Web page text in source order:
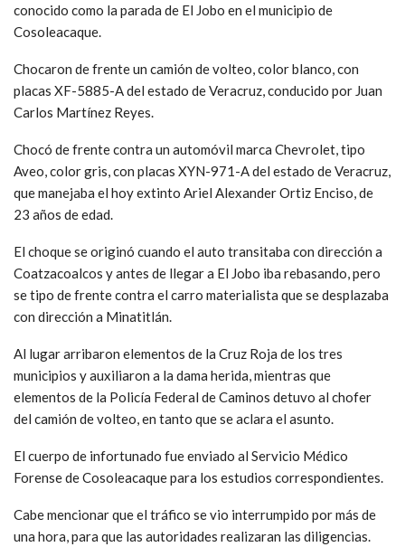
conocido como la parada de El Jobo en el municipio de
Cosoleacaque.
Chocaron de frente un camión de volteo, color blanco, con
placas XF-5885-A del estado de Veracruz, conducido por Juan
Carlos Martínez Reyes.
Chocó de frente contra un automóvil marca Chevrolet, tipo
Aveo, color gris, con placas XYN-971-A del estado de Veracruz,
que manejaba el hoy extinto Ariel Alexander Ortiz Enciso, de
23 años de edad.
El choque se originó cuando el auto transitaba con dirección a
Coatzacoalcos y antes de llegar a El Jobo iba rebasando, pero
se tipo de frente contra el carro materialista que se desplazaba
con dirección a Minatitlán.
Al lugar arribaron elementos de la Cruz Roja de los tres
municipios y auxiliaron a la dama herida, mientras que
elementos de la Policía Federal de Caminos detuvo al chofer
del camión de volteo, en tanto que se aclara el asunto.
El cuerpo de infortunado fue enviado al Servicio Médico
Forense de Cosoleacaque para los estudios correspondientes.
Cabe mencionar que el tráfico se vio interrumpido por más de
una hora, para que las autoridades realizaran las diligencias.